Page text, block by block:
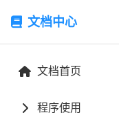
文档中心
文档首页
程序使用